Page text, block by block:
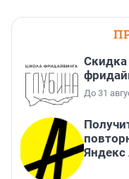
Скидка
До 31